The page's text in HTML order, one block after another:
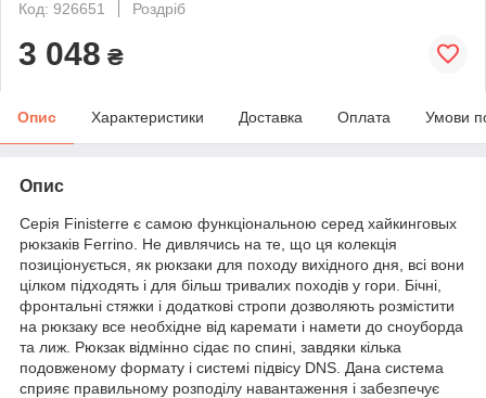
Код: 926651
Роздріб
3 048 ₴
Опис Характеристики Доставка Оплата Умови
Опис
Серія Finisterre є самою функціональною серед хайкинговых
рюкзаків Ferrino. Не дивлячись на те, що ця колекція
позиціонується, як рюкзаки для походу вихідного дня, всі вони
цілком підходять і для більш тривалих походів у гори. Бічні,
фронтальні стяжки і додаткові стропи дозволяють розмістити
на рюкзаку все необхідне від каремати і намети до сноуборда
та лиж. Рюкзак відмінно сідає по спині, завдяки кілька
подовженому формату і системі підвісу DNS. Дана система
сприяє правильному розподілу навантаження і забезпечує